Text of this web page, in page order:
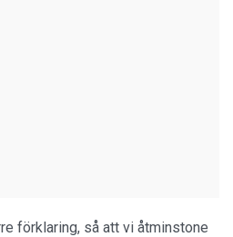
förklaring, så att vi åtminstone